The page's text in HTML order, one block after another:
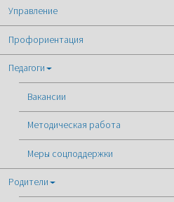
Управление
Профориентация
Педагоги
Вакансии
Методическая работа
Меры соцподдержки
Родители